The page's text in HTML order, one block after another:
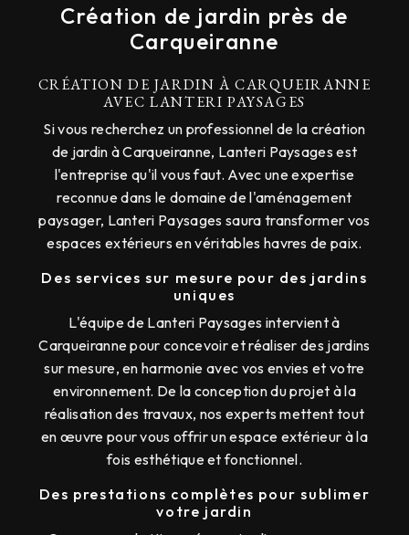
Création de jardin près de
Carqueiranne
CRÉATION DE JARDIN À CARQUEIRANNE
AVEC LANTERI PAYSAGES
Si vous recherchez un professionnel de la création
de jardin à Carqueiranne, Lanteri Paysages est
l'entreprise qu'il vous faut. Avec une expertise
reconnue dans le domaine de l'aménagement
paysager, Lanteri Paysages saura transformer vos
espaces extérieurs en véritables havres de paix.
Des services sur mesure pour des jardins
uniques
L'équipe de Lanteri Paysages intervient à
Carqueiranne pour concevoir et réaliser des jardins
sur mesure, en harmonie avec vos envies et votre
environnement. De la conception du projet à la
réalisation des travaux, nos experts mettent tout
en œuvre pour vous offrir un espace extérieur à la
fois esthétique et fonctionnel.
Des prestations complètes pour sublimer
votre jardin